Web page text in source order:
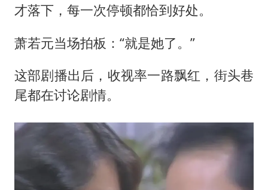
才落下，每一次停顿都恰到好处。
萧若元当场拍板：“就是她了。”
这部剧播出后，收视率一路飘红，街头巷
尾都在讨论剧情。